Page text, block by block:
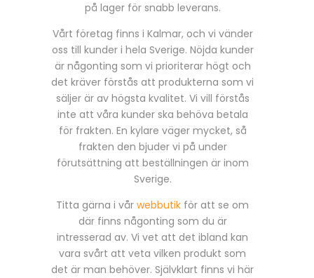
på lager för snabb leverans.
Vårt företag finns i Kalmar, och vi vänder
oss till kunder i hela Sverige. Nöjda kunder
är någonting som vi prioriterar högt och
det kräver förstås att produkterna som vi
säljer är av högsta kvalitet. Vi vill förstås
inte att våra kunder ska behöva betala
för frakten. En kylare väger mycket, så
frakten den bjuder vi på under
förutsättning att beställningen är inom
Sverige.
Titta gärna i vårwebbutik för att se om
där finns någonting som du är
intresserad av. Vi vet att det ibland kan
vara svårt att veta vilken produkt som
det är man behöver. Självklart finns vi här